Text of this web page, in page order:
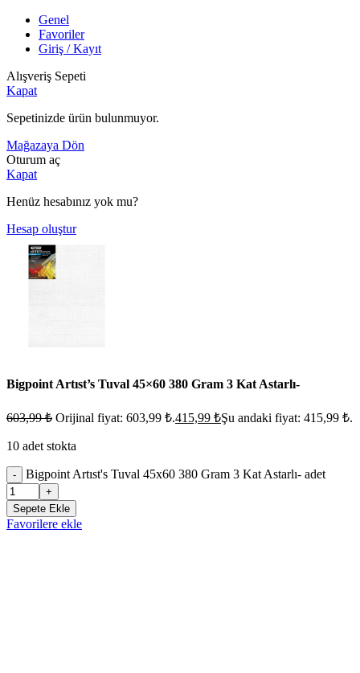
Genel
Favoriler
Giriş / Kayıt
Alışveriş Sepeti
Kapat
Sepetinizde ürün bulunmuyor.
Mağazaya Dön
Oturum aç
Kapat
Henüz hesabınız yok mu?
Hesap oluştur
Bigpoint Artıst’s Tuval 45×60 380 Gram 3 Kat Astarlı-
603,99₺ Orijinal fiyat: 603,99 ₺.415,99 ₺Şu andaki fiyat: 415,99 ₺.
10 adet stokta
- Bigpoint Artıst's Tuval 45x60 380 Gram 3 Kat Astarlı- adet
+
Sepete Ekle
Favorilere ekle